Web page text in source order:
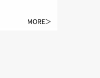
MORE＞